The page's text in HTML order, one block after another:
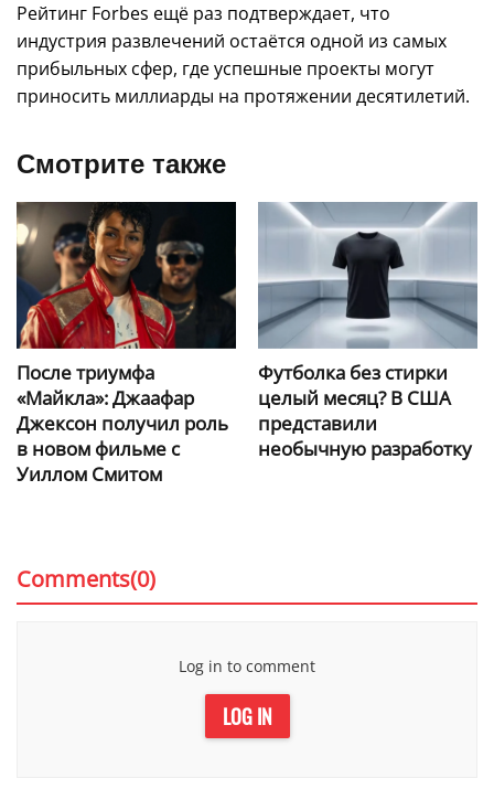
Рейтинг Forbes ещё раз подтверждает, что
индустрия развлечений остаётся одной из самых
прибыльных сфер, где успешные проекты могут
приносить миллиарды на протяжении десятилетий.
Смотрите также
После триумфа
«Майкла»: Джаафар
Джексон получил роль
в новом фильме с
Уиллом Смитом
Футболка без стирки
целый месяц? В США
представили
необычную разработку
Comments(0)
Log in to comment
LOG IN